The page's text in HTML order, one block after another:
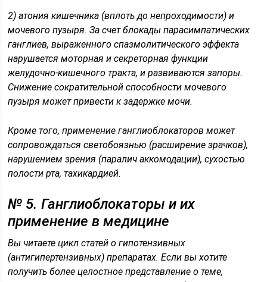
2) атония кишечника (вплоть до непроходимости) и
мочевого пузыря. За счет блокады парасимпатических
ганглиев, выраженного спазмолитического эффекта
нарушается моторная и секреторная функции
желудочно-кишечного тракта, и развиваются запоры.
Снижение сократительной способности мочевого
пузыря может привести к задержке мочи.
Кроме того, применение ганглиоблокаторов может
сопровождаться светобоязнью (расширение зрачков),
нарушением зрения (паралич аккомодации), сухостью
полости рта, тахикардией.
№ 5. Ганглиоблокаторы и их
применение в медицине
Вы читаете цикл статей о гипотензивных
(антигипертензивных) препаратах. Если вы хотите
получить более целостное представление о теме,